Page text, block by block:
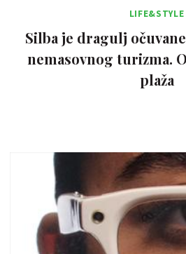
LIFE&STYLE
Silba je dragulj
nemasovnog turizma.
plaža